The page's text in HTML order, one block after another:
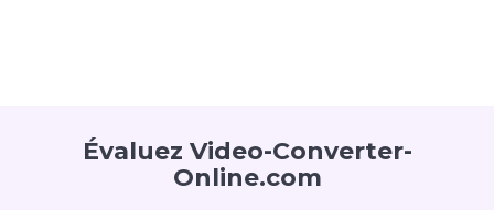
Évaluez Video-Converter-
Online.com